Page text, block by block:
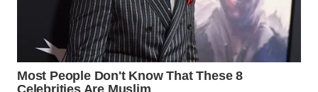
WAHANA
KONSUMEN
WAHANA
LISTRIK